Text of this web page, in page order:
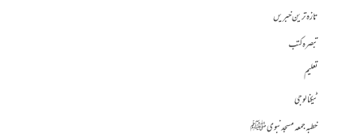
تازہ ترین خبریں
تبصرہ کتب
تعلیم
ٹیکنالوجی
خطبہ جمعہ مسجد نبوی ﷺ